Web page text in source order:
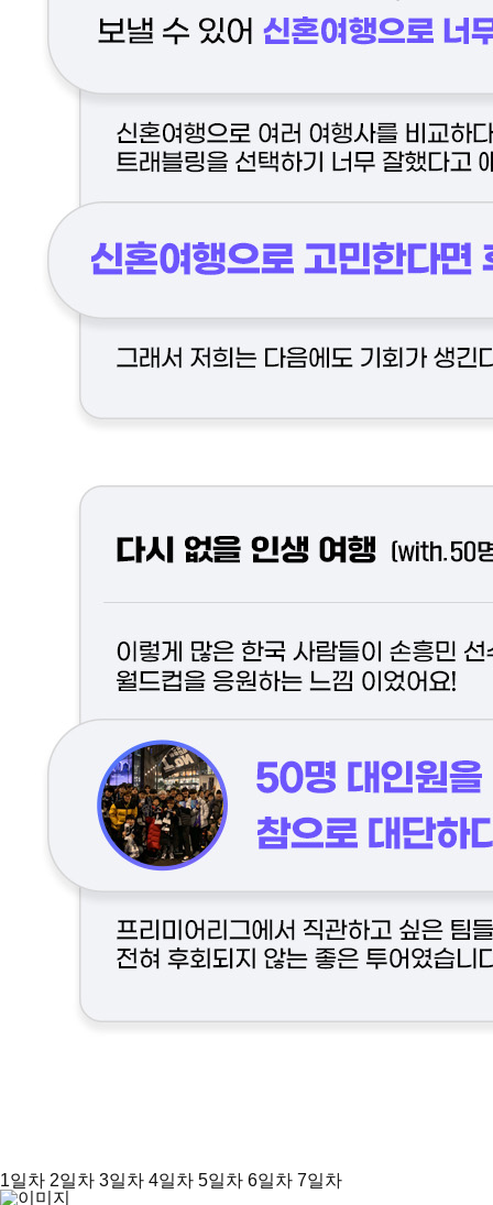
1일차 2일차 3일차 4일차 5일차 6일차 7일차